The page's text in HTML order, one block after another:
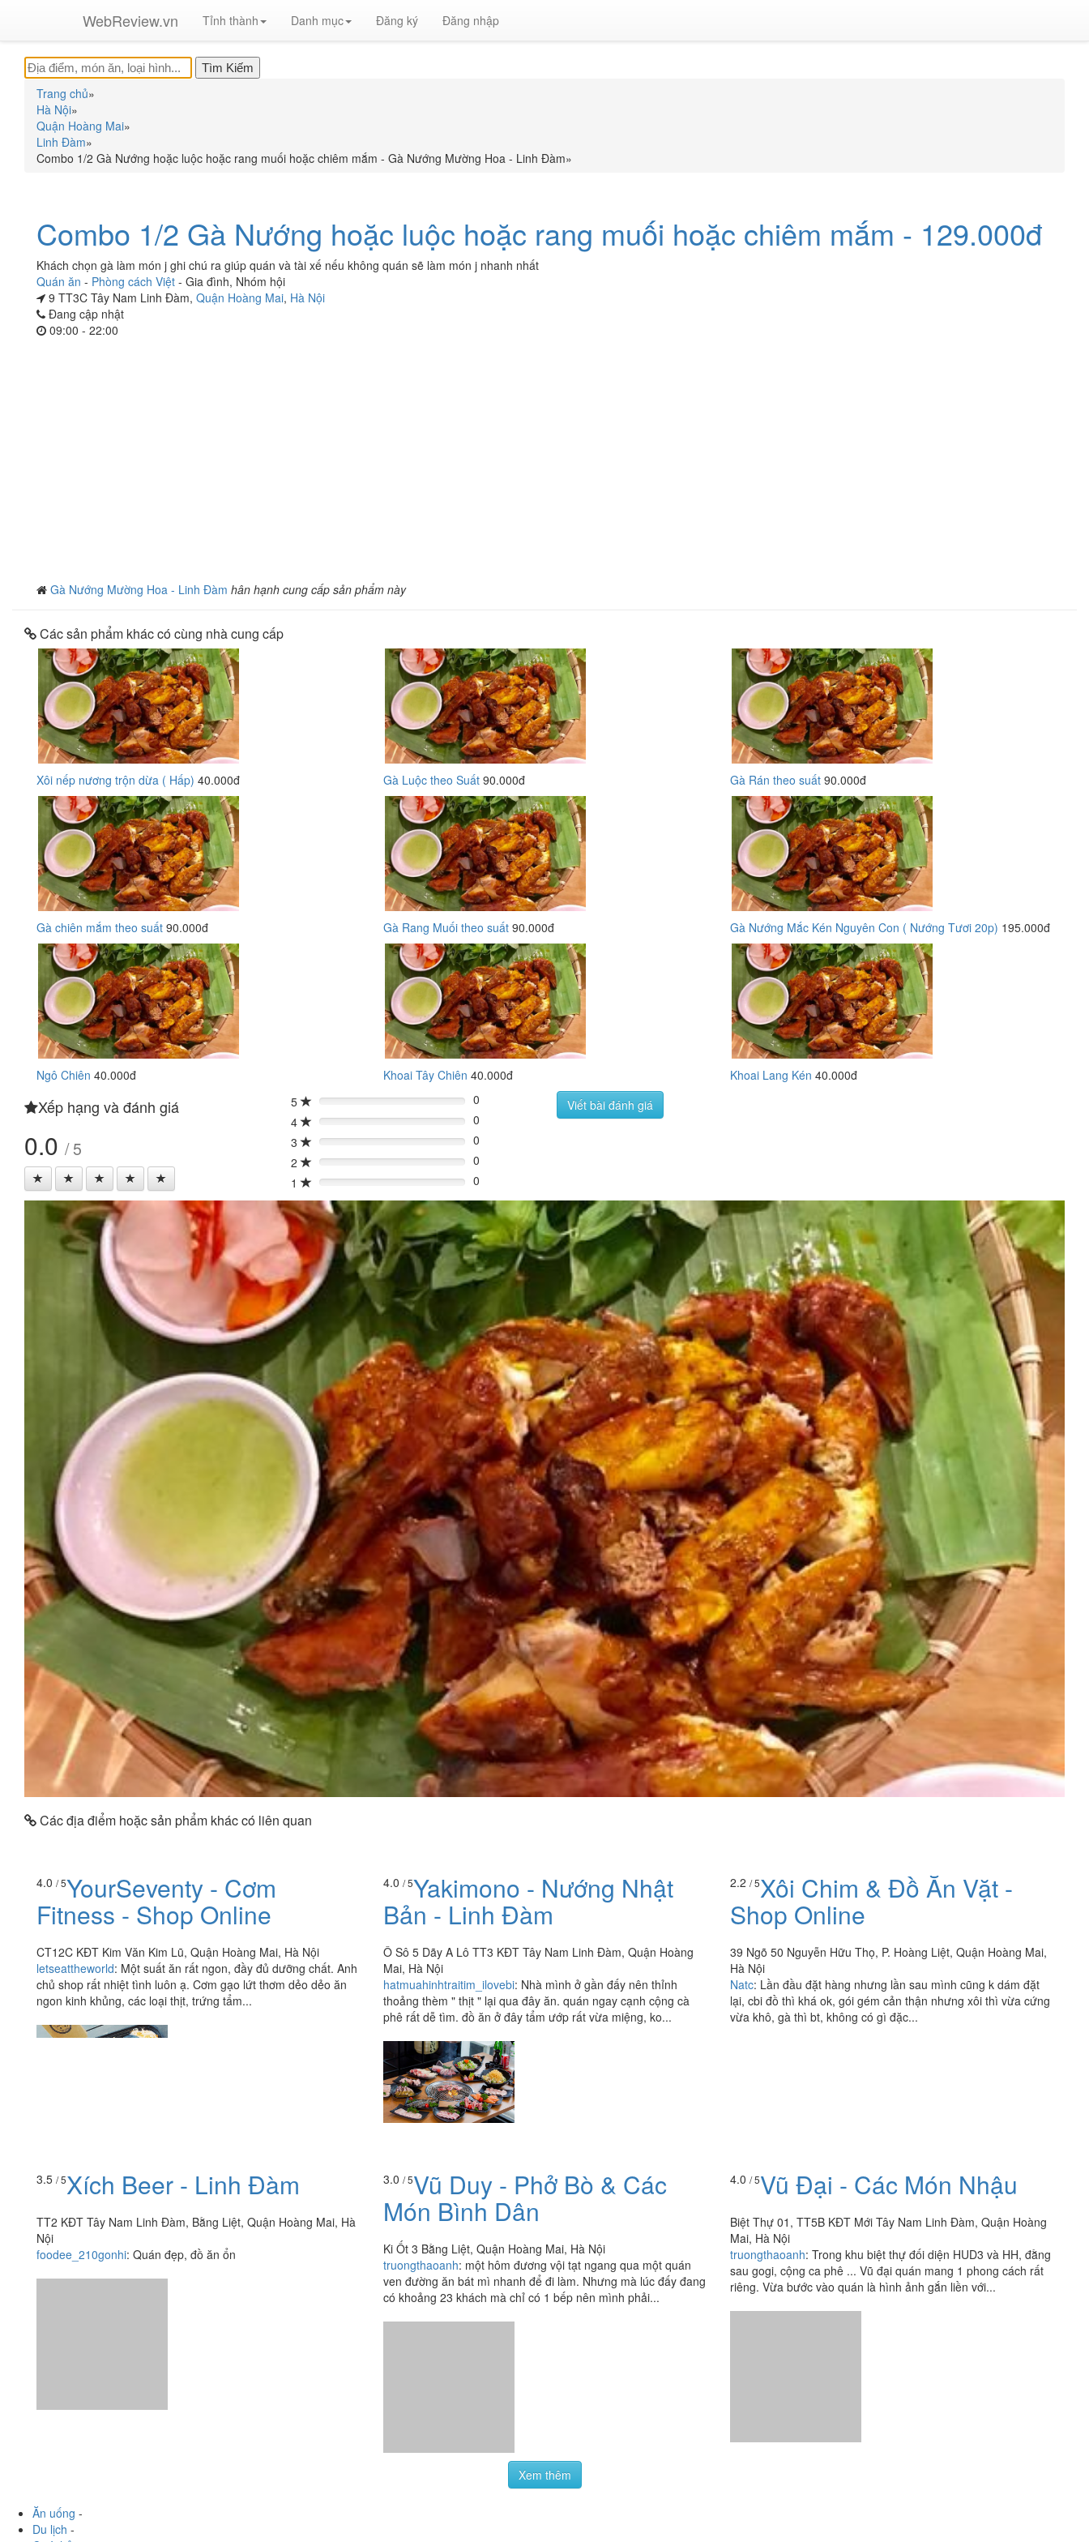
WebReview.vn Tỉnh thành Danh mục Đăng ký Đăng nhập
Trang chủ»
Hà Nội»
Quận Hoàng Mai»
Linh Đàm»
Combo 1/2 Gà Nướng hoặc luộc hoặc rang muối hoặc chiêm mắm - Gà Nướng Mường Hoa - Linh Đàm»
Combo 1/2 Gà Nướng hoặc luộc hoặc rang muối hoặc chiêm mắm - 129.000đ
Khách chọn gà làm món j ghi chú ra giúp quán và tài xế nếu không quán sẽ làm món j nhanh nhất
Quán ăn - Phòng cách Việt - Gia đình, Nhóm hội
9 TT3C Tây Nam Linh Đàm, Quận Hoàng Mai, Hà Nội
Đang cập nhật
09:00 - 22:00
Gà Nướng Mường Hoa - Linh Đàm hân hạnh cung cấp sản phẩm này
Các sản phẩm khác có cùng nhà cung cấp
Xôi nếp nương trộn dừa ( Hấp) 40.000đ Gà Luộc theo Suất 90.000đ Gà Rán theo suất 90.000đ
Gà chiên mắm theo suất 90.000đ Gà Rang Muối theo suất 90.000đ Gà Nướng Mắc Kén Nguyên Con ( Nướng Tươi 20p) 195.000đ
Ngô Chiên 40.000đ Khoai Tây Chiên 40.000đ Khoai Lang Kén 40.000đ
Xếp hạng và đánh giá
0.0 / 5
5 0%
0
4
0%
0
3
0%
0
2
0%
0
1
0% 0
Viết bài đánh giá
Các địa điểm hoặc sản phẩm khác có liên quan
4.0 / 5YourSeventy - Cơm
Fitness - Shop Online
CT12C KĐT Kim Văn Kim Lũ, Quận Hoàng Mai, Hà Nội
letseattheworld: Một suất ăn rất ngon, đầy đủ dưỡng chất. Anh
chủ shop rất nhiệt tình luôn ạ. Cơm gạo lứt thơm dẻo dẻo ăn
ngon kinh khủng, các loại thịt, trứng tẩm...
4.0 / 5Yakimono - Nướng Nhật
Bản - Linh Đàm
Ô Sô 5 Dãy A Lô TT3 KĐT Tây Nam Linh Đàm, Quận Hoàng
Mai, Hà Nội
hatmuahinhtraitim_ilovebi: Nhà mình ở gần đấy nên thỉnh
thoảng thèm " thịt " lại qua đây ăn. quán ngay cạnh cộng cà
phê rất dễ tìm. đồ ăn ở đây tẩm ướp rất vừa miệng, ko...
2.2 / 5Xôi Chim & Đồ Ăn Vặt -
Shop Online
39 Ngõ 50 Nguyễn Hữu Thọ, P. Hoàng Liệt, Quận Hoàng Mai,
Hà Nội
Natc: Lần đầu đặt hàng nhưng lần sau mình cũng k dám đặt
lại, cbi đồ thì khá ok, gói gém cản thận nhưng xôi thì vừa cứng
vừa khô, gà thì bt, không có gì đặc...
3.5 / 5Xích Beer - Linh Đàm
TT2 KĐT Tây Nam Linh Đàm, Bằng Liệt, Quận Hoàng Mai, Hà
Nội
foodee_210gonhi: Quán đẹp, đồ ăn ổn
3.0 / 5Vũ Duy - Phở Bò & Các
Món Bình Dân
Ki Ốt 3 Bằng Liệt, Quận Hoàng Mai, Hà Nội
truongthaoanh: một hôm đương vội tạt ngang qua một quán
ven đường ăn bát mì nhanh để đi làm. Nhưng mà lúc đấy đang
có khoảng 23 khách mà chỉ có 1 bếp nên mình phải...
4.0 / 5Vũ Đại - Các Món Nhậu
Biệt Thự 01, TT5B KĐT Mới Tây Nam Linh Đàm, Quận Hoàng
Mai, Hà Nội
truongthaoanh: Trong khu biệt thự đối diện HUD3 và HH, đằng
sau gogi, cộng ca phê ... Vũ đại quán mang 1 phong cách rất
riêng. Vừa bước vào quán là hình ảnh gắn liền với...
Xem thêm
Ăn uống -
Du lịch -